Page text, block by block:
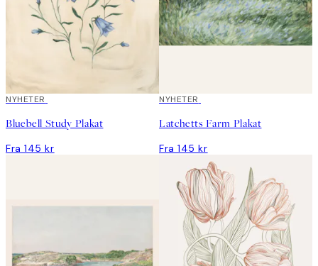
NYHETER
Bluebell Study Plakat
Fra 145 kr
NYHETER
Latchetts Farm Plakat
Fra 145 kr